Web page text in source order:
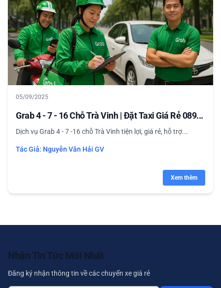
05/09/2025
Grab 4 - 7 - 16 Chỗ Trà Vinh | Đặt Taxi Giá Rẻ 089...
Dịch vụ Grab 4 - 7 -16 chỗ Trà Vinh tiện lợi, giá rẻ, hỗ trợ...
Tác Giả: Nguyễn Văn Hải GV
Xem thêm
Nhận Tin Tức Mới Nhất
Đăng ký nhận thông tin về các chuyến xe giá rẻ